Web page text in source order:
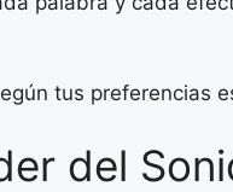
tus preferencias
del